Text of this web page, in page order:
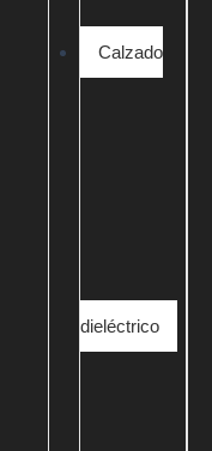
Calzado
dieléctrico